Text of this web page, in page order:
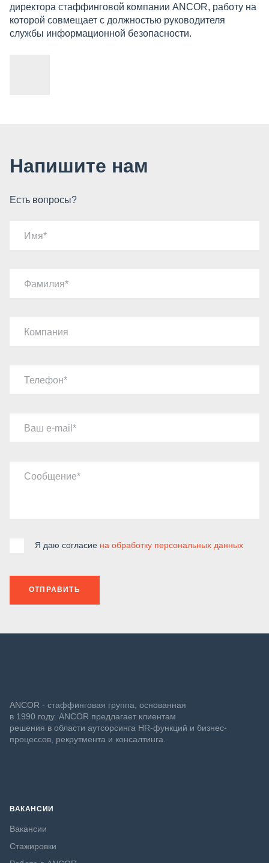
директора стаффинговой компании ANCOR, работу на
которой совмещает с должностью руководителя
службы информационной безопасности.
Напишите нам
Есть вопросы?
Имя
Фамилия
Компания
Телефон
Ваш e-mail
Сообщение
Я даю согласие на обработку персональных данных
ОТПРАВИТЬ
ANCOR - стаффинговая группа, основанная
в 1990 году. ANCOR предлагает клиентам
решения в области аутсорсинга HR-функций и бизнес-
процессов, рекрутмента и консалтинга.
ВАКАНСИИ
Вакансии
Стажировки